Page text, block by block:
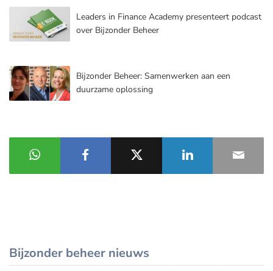
Leaders in Finance Academy presenteert podcast
over Bijzonder Beheer
Bijzonder Beheer: Samenwerken aan een
duurzame oplossing
Bijzonder beheer nieuws